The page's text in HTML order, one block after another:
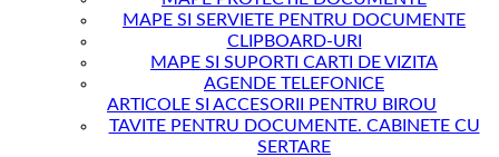
MAPE SI SERVIETE PENTRU DOCUMENTE
CLIPBOARD-URI
MAPE SI SUPORTI CARTI DE VIZITA
AGENDE TELEFONICE
ARTICOLE SI ACCESORII PENTRU BIROU
TAVITE PENTRU DOCUMENTE. CABINETE CU
SERTARE